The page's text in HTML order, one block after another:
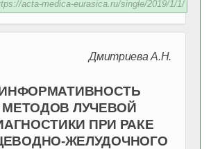
acta-medica-eurasica.ru/single/2019/1/1/
Дмитриева А.Н.
МЕТОДОВ ЛУЧЕВОЙ
ПРИ РАКЕ
ЖЕЛУДОЧНОГО